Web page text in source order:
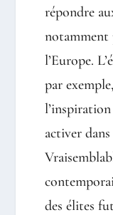
répondre
notamment
l’Europe.
par
activer
des élites